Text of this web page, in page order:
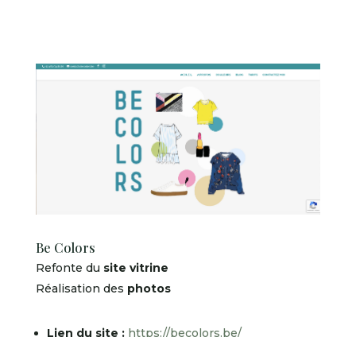
Be Colors
Refonte du site vitrine
Réalisation des photos
Lien du site : https://becolors.be/